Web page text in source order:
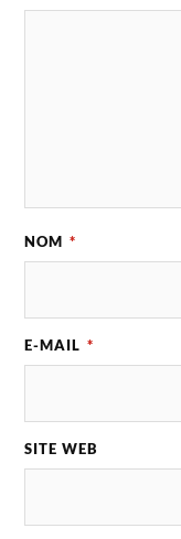
NOM *
E-MAIL *
SITE WEB